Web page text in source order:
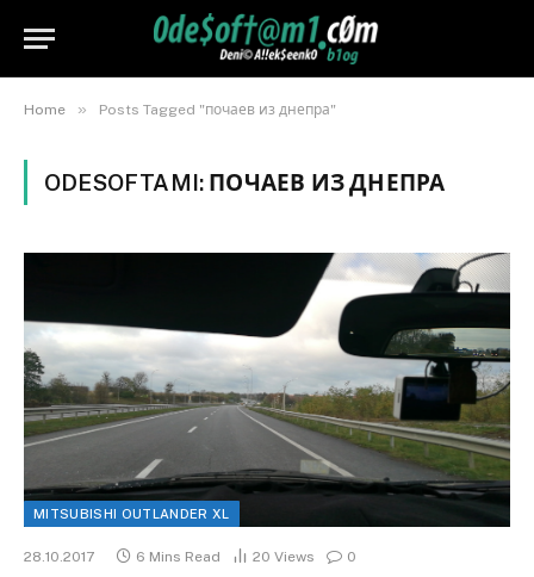
Home » Posts Tagged "почаев из днепра"
ODESOFTAMI: ПОЧАЕВ ИЗ ДНЕПРА
MITSUBISHI OUTLANDER XL
28.10.2017 6 Mins Read 20 Views 0